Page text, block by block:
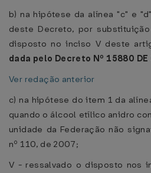
b) na hipótese da alínea "c" e
deste Decreto, por
disposto no inciso V deste
dada pelo Decreto Nº 15880
Ver redação anterior
c) na hipótese do item 1 da
quando o álcool etílico anidro
unidade da Federação não
nº 110, de 2007;
V - ressalvado o disposto nos